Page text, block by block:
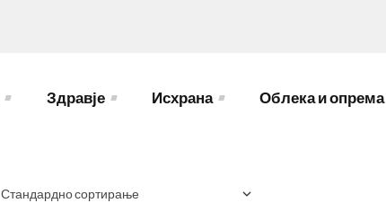
Здравје Исхрана Облека и опрема